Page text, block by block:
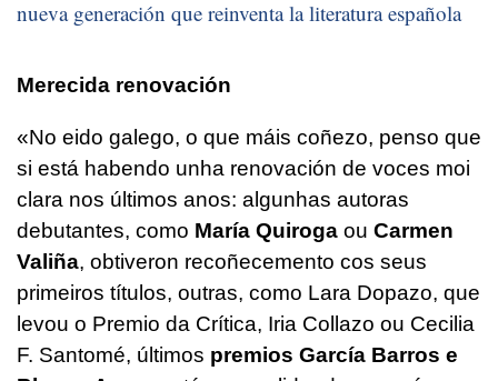
nueva generación que reinventa la literatura española
Merecida renovación
«No eido galego, o que máis coñezo, penso que
si está habendo unha renovación de voces moi
clara nos últimos anos: algunhas autoras
debutantes, como María Quiroga ou Carmen
Valiña, obtiveron recoñecemento cos seus
primeiros títulos, outras, como Lara Dopazo, que
levou o Premio da Crítica, Iria Collazo ou Cecilia
F. Santomé, últimos premios García Barros e